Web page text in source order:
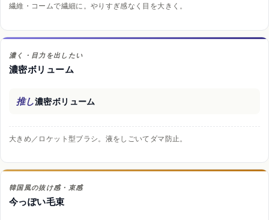
繊維・コームで繊細に。やりすぎ感なく目を大きく。
濃く・目力を出したい
濃密ボリューム
推し濃密ボリューム
大きめ／ロケット型ブラシ。液をしごいてダマ防止。
韓国風の抜け感・束感
今っぽい毛束